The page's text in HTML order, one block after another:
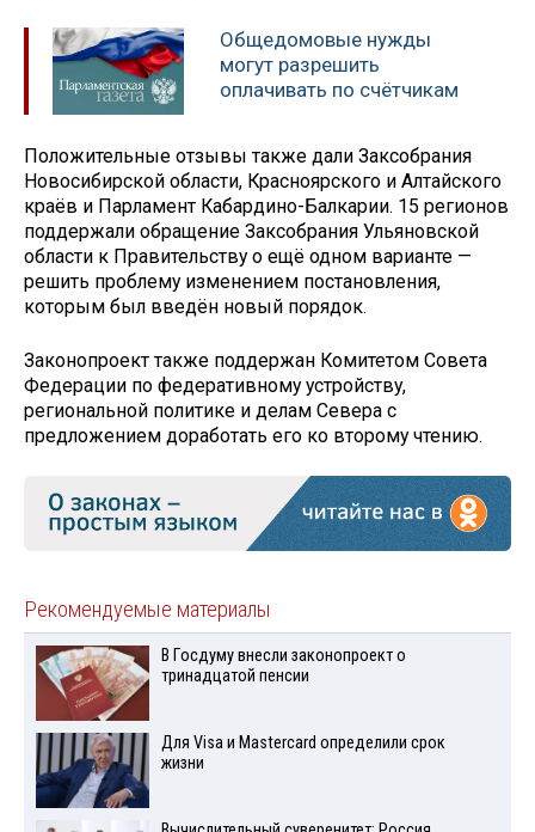
Общедомовые нужды
могут разрешить
оплачивать по счётчикам
Положительные отзывы также дали Заксобрания
Новосибирской области, Красноярского и Алтайского
краёв и Парламент Кабардино-Балкарии. 15 регионов
поддержали обращение Заксобрания Ульяновской
области к Правительству о ещё одном варианте —
решить проблему изменением постановления,
которым был введён новый порядок.
Законопроект также поддержан Комитетом Совета
Федерации по федеративному устройству,
региональной политике и делам Севера с
предложением доработать его ко второму чтению.
Рекомендуемые материалы
В Госдуму внесли законопроект о
тринадцатой пенсии
Для Visа и Mastercard определили срок
жизни